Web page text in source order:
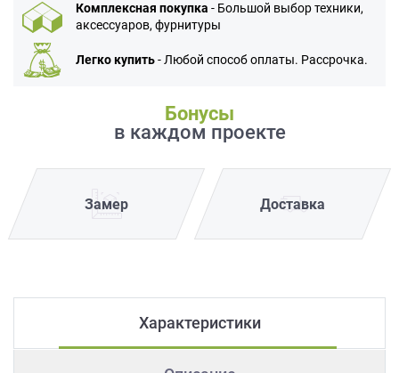
Комплексная покупка - Большой выбор техники,
аксессуаров, фурнитуры
Легко купить- Любой способ оплаты. Рассрочка.
Бонусы
в каждом проекте
Замер Доставка
Характеристики